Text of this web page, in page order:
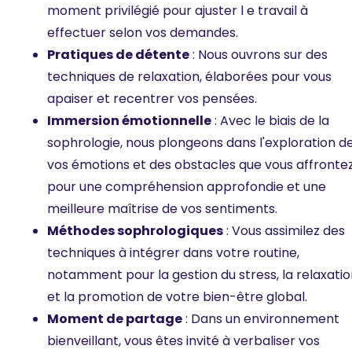
moment privilégié pour ajuster l e travail à
effectuer selon vos demandes.
Pratiques de détente: Nous ouvrons sur des
techniques de relaxation, élaborées pour vous
apaiser et recentrer vos pensées.
Immersion émotionnelle: Avec le biais de la
sophrologie, nous plongeons dans l'exploration
vos émotions et des obstacles que vous
pour une compréhension approfondie et une
meilleure maîtrise de vos sentiments.
Méthodes sophrologiques: Vous assimilez des
techniques à intégrer dans votre routine,
notamment pour la gestion du stress, la
et la promotion de votre bien-être global.
Moment de partage: Dans un environnement
bienveillant, vous êtes invité à verbaliser vos